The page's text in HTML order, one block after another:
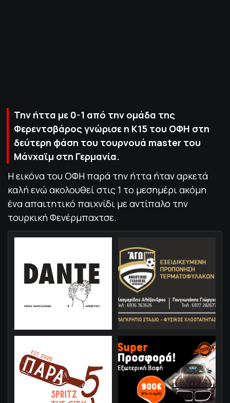
Την ήττα με 0-1 από την ομάδα της
Φερεντσβάρος γνώρισε η Κ15 του ΟΦΗ στη
δεύτερη φάση του τουρνουά master του
Μάνχαϊμ στη Γερμανία.
Η εικόνα του ΟΦΗ παρά την ήττα ήταν αρκετά
καλή ενώ ακολουθεί στις 1 το μεσημέρι ακόμη
ένα απαιτητικό παιχνίδι με αντίπαλο την
τουρκική Φενέρμπαχτσε.